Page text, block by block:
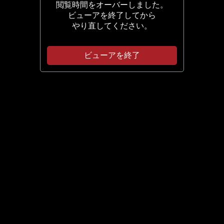
閲覧時間をオーバーしました。
ビューアを終了してから
やり直してください。
ビューアを終了